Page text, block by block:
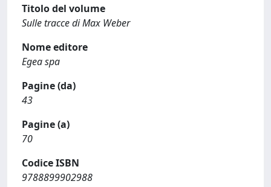
Titolo del volume
Sulle tracce di Max Weber
Nome editore
Egea spa
Pagine (da)
43
Pagine (a)
70
Codice ISBN
9788899902988